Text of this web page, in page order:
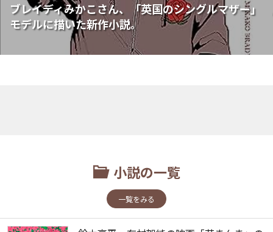
ブレイディみかこさん、「英国のシングルマザー」
モデルに描いた新作小説。
小説の一覧
一覧をみる